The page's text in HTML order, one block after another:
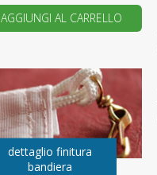
AGGIUNGI AL CARRELLO
dettaglio finitura
bandiera